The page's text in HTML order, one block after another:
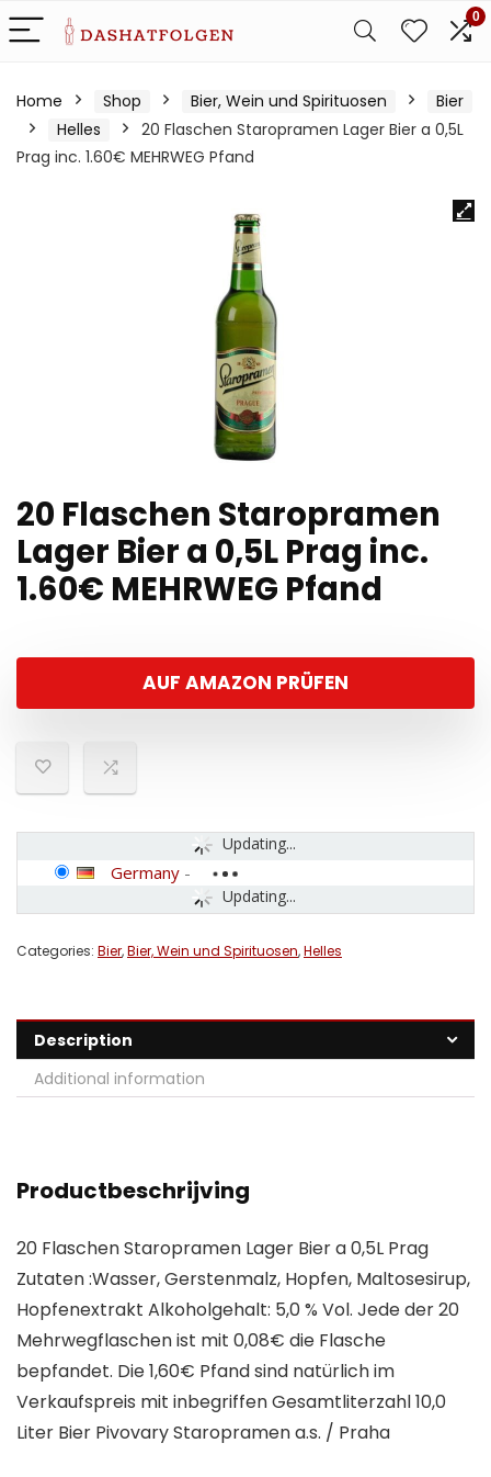
0
Home Shop Bier, Wein und Spirituosen
Bier
Helles
20 Flaschen Staropramen Lager Bier a 0,5L
Prag inc. 1.60€ MEHRWEG Pfand
20 Flaschen Staropramen
Lager Bier a 0,5L Prag inc.
1.60€ MEHRWEG Pfand
AUF AMAZON PRÜFEN
Updating...
Updating...
Germany -
Categories: Bier,Bier, Wein und Spirituosen,Helles
Description
Additional information
Productbeschrijving
20 Flaschen Staropramen Lager Bier a 0,5L Prag
Zutaten :Wasser, Gerstenmalz, Hopfen, Maltosesirup,
Hopfenextrakt Alkoholgehalt: 5,0 % Vol. Jede der 20
Mehrwegflaschen ist mit 0,08€ die Flasche
bepfandet. Die 1,60€ Pfand sind natürlich im
Verkaufspreis mit inbegriffen Gesamtliterzahl 10,0
Liter Bier Pivovary Staropramen a.s. / Praha